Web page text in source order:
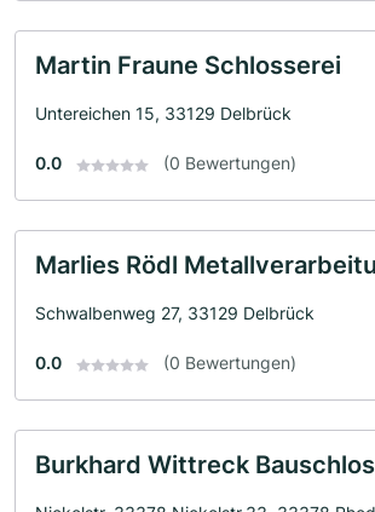
Martin Fraune Schlosserei
Untereichen 15, 33129 Delbrück
0.0 (0 Bewertungen)
Marlies Rödl
Schwalbenweg 27, 33129 Delbrück
0.0 (0 Bewertungen)
Burkhard Wittreck